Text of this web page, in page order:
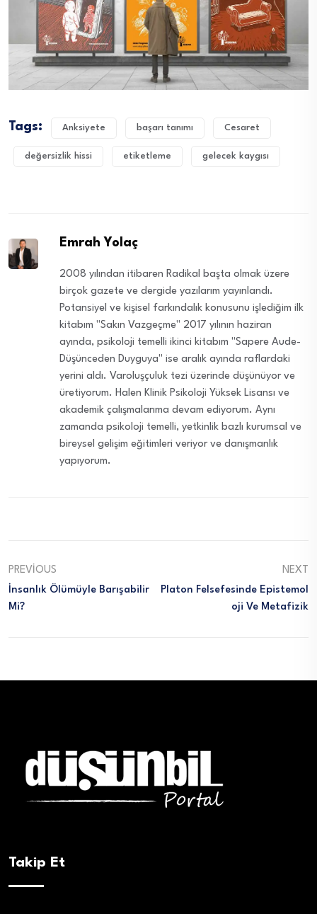
Tags: Anksiyete başarı tanımı Cesaret
değersizlik hissi etiketleme gelecek kaygısı
Emrah Yolaç
2008 yılından itibaren Radikal başta olmak üzere
birçok gazete ve dergide yazılarım yayınlandı.
Potansiyel ve kişisel farkındalık konusunu işlediğim ilk
kitabım "Sakın Vazgeçme" 2017 yılının haziran
ayında, psikoloji temelli ikinci kitabım ''Sapere Aude-
Düşünceden Duyguya'' ise aralık ayında raflardaki
yerini aldı. Varoluşçuluk tezi üzerinde düşünüyor ve
üretiyorum. Halen Klinik Psikoloji Yüksek Lisansı ve
akademik çalışmalarıma devam ediyorum. Aynı
zamanda psikoloji temelli, yetkinlik bazlı kurumsal ve
bireysel gelişim eğitimleri veriyor ve danışmanlık
yapıyorum.
PREVIOUS
İnsanlık Ölümüyle Barışabilir
Mi?
NEXT
Platon Felsefesinde Epistemol
Oji Ve Metafizik
Takip Et